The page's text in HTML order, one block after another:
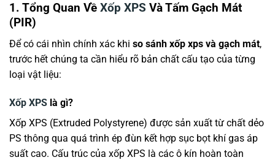
1. Tổng Quan Về Xốp XPS Và Tấm Gạch Mát
(PIR)
Để có cái nhìn chính xác khi so sánh xốp xps và gạch mát,
trước hết chúng ta cần hiểu rõ bản chất cấu tạo của từng
loại vật liệu:
Xốp XPS là gì?
Xốp XPS (Extruded Polystyrene) được sản xuất từ chất dẻo
PS thông qua quá trình ép đùn kết hợp sục bọt khí gas áp
suất cao. Cấu trúc của xốp XPS là các ô kín hoàn toàn